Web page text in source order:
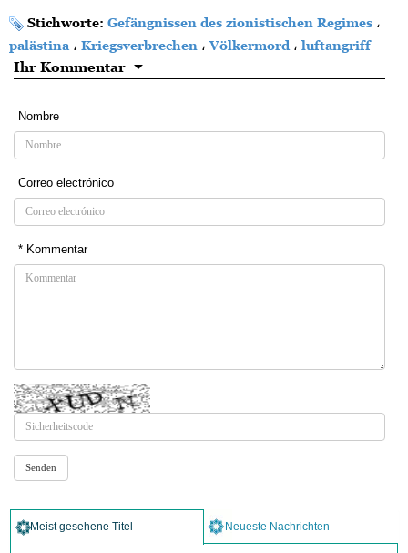
Stichworte: Gefängnissen des zionistischen Regimes ،
palästina ، Kriegsverbrechen ،Völkermord ، luftangriff
Ihr Kommentar
Nombre
Correo electrónico
* Kommentar
Meist gesehene Titel Neueste Nachrichten